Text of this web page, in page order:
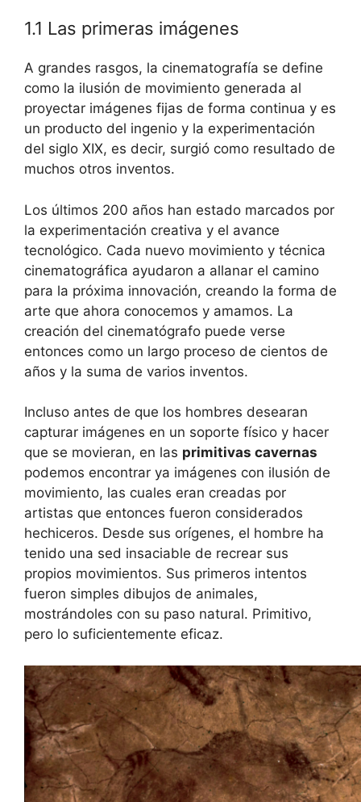
1.1 Las primeras imágenes
A grandes rasgos, la cinematografía se define
como la ilusión de movimiento generada al
proyectar imágenes fijas de forma continua y es
un producto del ingenio y la experimentación
del siglo XIX, es decir, surgió como resultado de
muchos otros inventos.
Los últimos 200 años han estado marcados por
la experimentación creativa y el avance
tecnológico. Cada nuevo movimiento y técnica
cinematográfica ayudaron a allanar el camino
para la próxima innovación, creando la forma de
arte que ahora conocemos y amamos. La
creación del cinematógrafo puede verse
entonces como un largo proceso de cientos de
años y la suma de varios inventos.
Incluso antes de que los hombres desearan
capturar imágenes en un soporte físico y hacer
que se movieran, en las primitivas cavernas
podemos encontrar ya imágenes con ilusión de
movimiento, las cuales eran creadas por
artistas que entonces fueron considerados
hechiceros. Desde sus orígenes, el hombre ha
tenido una sed insaciable de recrear sus
propios movimientos. Sus primeros intentos
fueron simples dibujos de animales,
mostrándoles con su paso natural. Primitivo,
pero lo suficientemente eficaz.